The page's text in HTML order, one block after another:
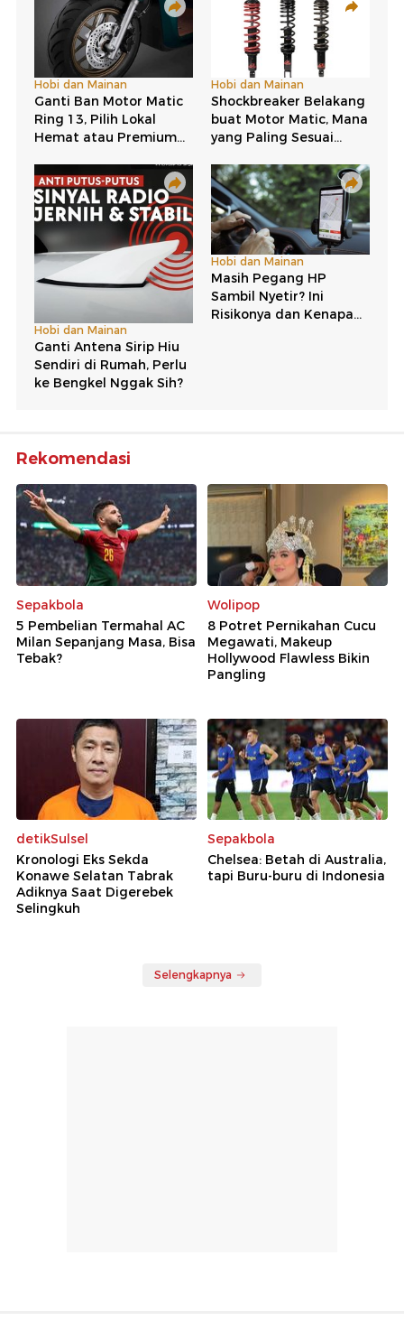
Rekomendasi
Sepakbola
5 Pembelian Termahal AC
Milan Sepanjang Masa, Bisa
Tebak?
Wolipop
8 Potret Pernikahan Cucu
Megawati, Makeup
Hollywood Flawless Bikin
Pangling
detikSulsel
Kronologi Eks Sekda
Konawe Selatan Tabrak
Adiknya Saat Digerebek
Selingkuh
Sepakbola
Chelsea: Betah di Australia,
tapi Buru-buru di Indonesia
Selengkapnya